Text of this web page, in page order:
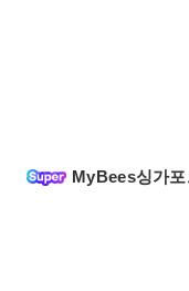
MyBees싱가